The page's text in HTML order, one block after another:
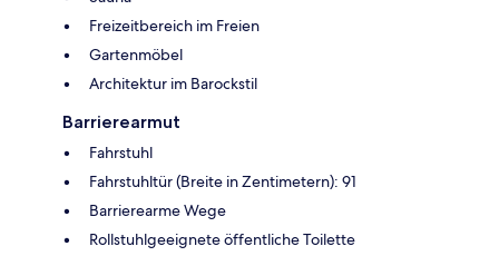
Freizeitbereich im Freien
Gartenmöbel
Architektur im Barockstil
Barrierearmut
Fahrstuhl
Fahrstuhltür (Breite in Zentimetern): 91
Barrierearme Wege
Rollstuhlgeeignete öffentliche Toilette